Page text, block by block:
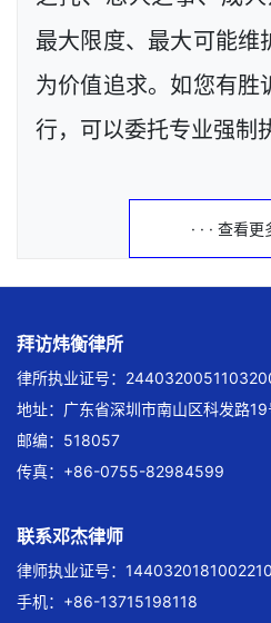
最大限度、最大可能维
为价值追求。如您有胜
行，可以委托专业强制
· · · 查看更
拜访炜衡律所
律所执业证号：
地址：广东省深圳市南山区科发路
邮编：518057
传真：+86-0755-82984599
联系邓杰律师
律师执业证号：
手机：+86-13715198118